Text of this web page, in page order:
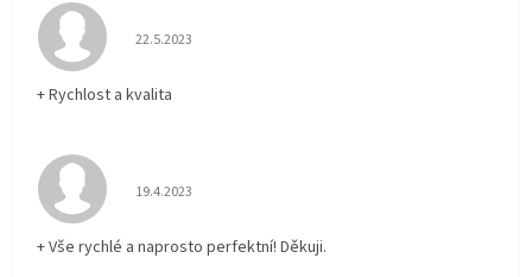
Hodnocení obchodu je 5 z 5 hvězdiček.
22.5.2023
+ Rychlost a kvalita
Hodnocení obchodu je 5 z 5 hvězdiček.
19.4.2023
+ Vše rychlé a naprosto perfektní! Děkuji.